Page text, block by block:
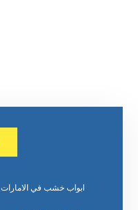
ابواب خشب في الامارات